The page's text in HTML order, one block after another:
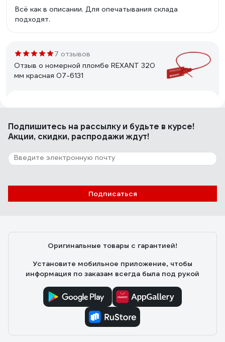
Всё как в описании. Для опечатывания склада
подходят.
7 отзывов
Отзыв о номерной пломбе REXANT 320
мм красная 07-6131
9 отзывов
Отзыв о номерной пломбе ЕВРОПАРТНЕР
Михаил Б. 10.06.2025
Подпишитесь на рассылкуи будьте в курсе!
Акции, скидки, распродажи ждут!
Подписаться
Оригинальные товары с гарантией!
Установите мобильное приложение, чтобы
информация по заказам всегда была под рукой